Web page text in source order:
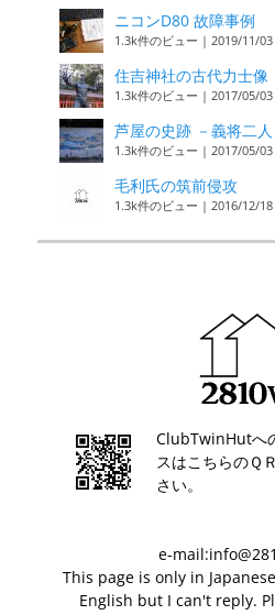
ニコンD80 故障事例
1.3k件のビュー | 2019/11/
住吉神社の古代力士像
1.3k件のビュー | 2017/05/
芦屋の史跡 －義将二人
1.3k件のビュー | 2017/05/
毛利氏の筑前侵攻
1.3k件のビュー | 2016/12/
ClubTwinHutへ
スはこちらのＱ
さい。
e-
This page is only in
English but I can't reply.